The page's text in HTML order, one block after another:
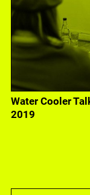
Water Cooler
2019